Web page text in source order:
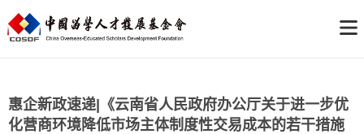
惠企新政速递|《云南省人民政府办公厅关于进一步优
化营商环境降低市场主体制度性交易成本的若干措施